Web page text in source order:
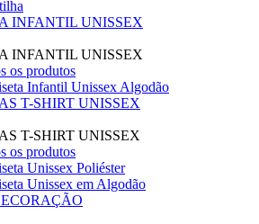
INFANTIL UNISSEX
INFANTIL UNISSEX
os produtos
Infantil Unissex Algodão
T-SHIRT UNISSEX
T-SHIRT UNISSEX
os produtos
Unissex Poliéster
Unissex em Algodão